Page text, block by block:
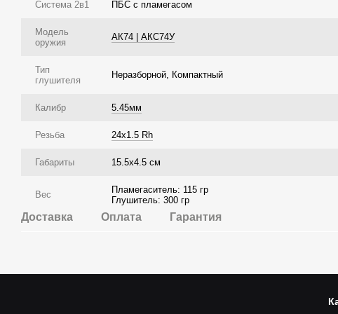
Система 2в1 ПБС с пламегасом
Модель
оружия
АК74 | АКС74У
Тип
глушителя
Неразборной, Компактный
Калибр 5.45мм
Резьба 24x1.5 Rh
Габариты 15.5х4.5 см
Вес
Пламегаситель: 115 гр
Глушитель: 300 гр
Доставка Оплата Гарантия